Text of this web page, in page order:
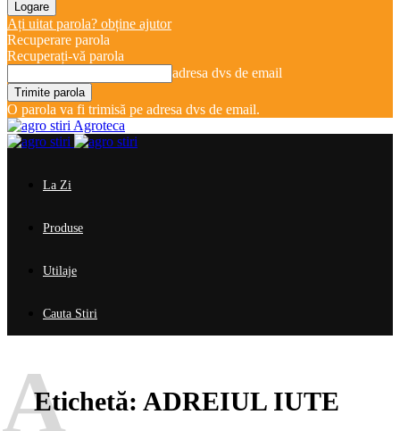
Ați uitat parola? obține ajutor
Recuperare parola
Recuperați-vă parola
adresa dvs de email
O parola va fi trimisă pe adresa dvs de email.
Agroteca
La Zi
Produse
Utilaje
Cauta Stiri
Etichetă: ADREIUL IUTE
A